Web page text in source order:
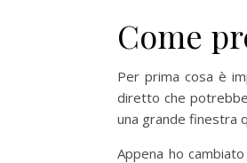
Come
Per prima cosa è
diretto che
una grande finestra
Appena ho